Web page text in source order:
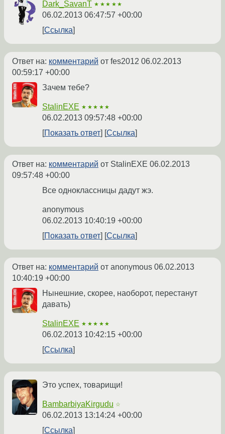
Dark_SavanT ★★★★★
06.02.2013 06:47:57 +00:00
Ссылка
Ответ на: комментарий от fes2012 06.02.2013
00:59:17 +00:00
Зачем тебе?
StalinEXE ★★★★★
06.02.2013 09:57:48 +00:00
Показать ответ
Ссылка
Ответ на: комментарий от StalinEXE 06.02.2013
09:57:48 +00:00
Все одноклассницы дадут жэ.
anonymous
06.02.2013 10:40:19 +00:00
Показать ответ
Ссылка
Ответ на: комментарий от anonymous 06.02.2013
10:40:19 +00:00
Нынешние, скорее, наоборот, перестанут
давать)
StalinEXE ★★★★★
06.02.2013 10:42:15 +00:00
Ссылка
Это успех, товарищи!
BambarbiyaKirgudu ☆
06.02.2013 13:14:24 +00:00
Ссылка